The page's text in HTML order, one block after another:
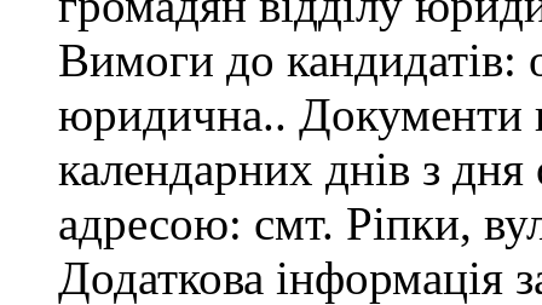
Вимоги до кандидатів:
юридична.. Документи
календарних днів з
адресою: смт. Ріпки,
Додаткова інформація